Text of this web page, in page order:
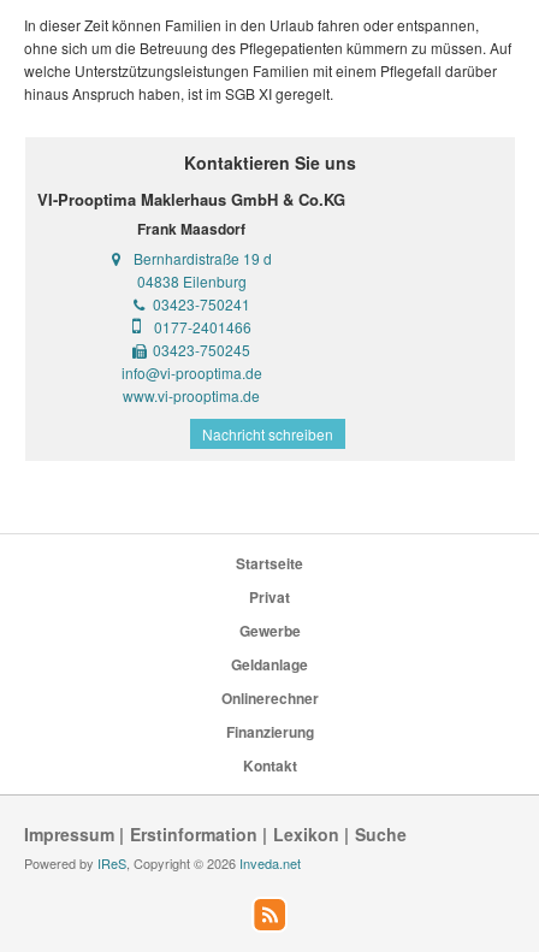
In dieser Zeit können Familien in den Urlaub fahren oder entspannen,
ohne sich um die Betreuung des Pflegepatienten kümmern zu müssen. Auf
welche Unterstzützungsleistungen Familien mit einem Pflegefall darüber
hinaus Anspruch haben, ist im SGB XI geregelt.
Kontaktieren Sie uns
VI-Prooptima Maklerhaus GmbH & Co.KG
Frank Maasdorf
Bernhardistraße 19 d
04838 Eilenburg
03423-750241
0177-2401466
03423-750245
info@vi-prooptima.de
www.vi-prooptima.de
Nachricht schreiben
Startseite
Privat
Gewerbe
Geldanlage
Onlinerechner
Finanzierung
Kontakt
Impressum Erstinformation Lexikon Suche
Powered by IReS , Copyright © 2026 Inveda.net